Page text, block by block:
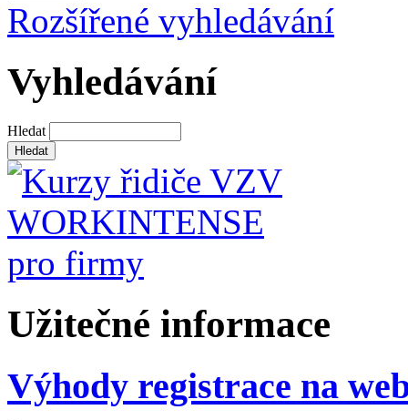
Rozšířené vyhledávání
Vyhledávání
Hledat
Užitečné informace
Výhody registrace na